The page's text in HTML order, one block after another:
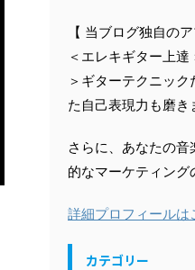
【 当ブログ独自のア
＜エレキギター上
＞ギターテクニッ
た自己表現力も磨き
さらに、あなたの
的なマーケティング
詳細プロフィールは
カテゴリー